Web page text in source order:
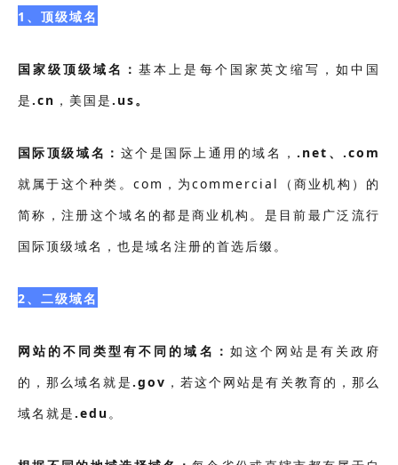
1、顶级域名
国家级顶级域名：基本上是每个国家英文缩写，如中国
是.cn ，美国是.us。
国际顶级域名： 这个是国际上通用的域名，.net、.com
就属于这个种类。com，为commercial（商业机构）的
简称，注册这个域名的都是商业机构。是目前最广泛流行
国际顶级域名，也是域名注册的首选后缀。
2、二级域名
网站的不同类型有不同的域名： 如这个网站是有关政府
的，那么域名就是.gov ，若这个网站是有关教育的，那么
域名就是.edu。